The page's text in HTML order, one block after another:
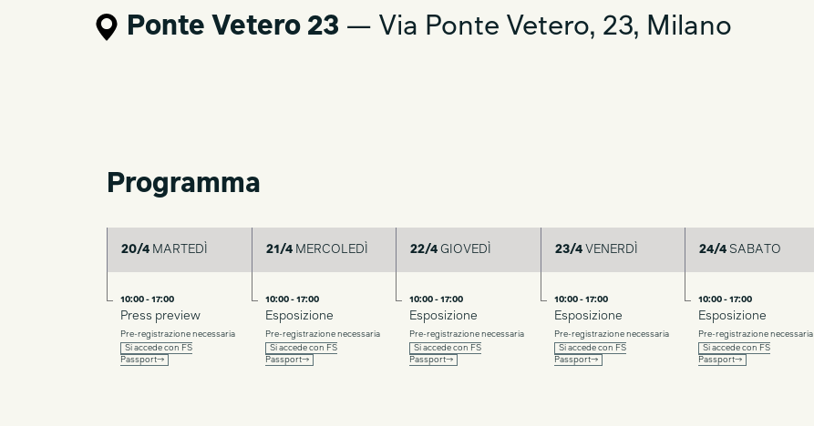
Ponte Vetero 23 — Via Ponte Vetero, 23, Milano
Programma
20/4 MARTEDÌ
10:00 - 17:00
Press preview
Pre-registrazione necessaria
Si accede con FS
Passport→
21/4MERCOLEDÌ
10:00 - 17:00
Esposizione
Pre-registrazione necessaria
Si accede con FS
Passport→
22/4 GIOVEDÌ
10:00 - 17:00
Esposizione
Pre-registrazione necessaria
Si accede con FS
Passport→
23/4VENERDÌ
10:00 - 17:00
Esposizione
Pre-registrazione necessaria
Si accede con FS
Passport→
24/4 SABATO
10:00 - 17:00
Esposizione
Pre-registrazione necessaria
Si accede con FS
Passport→